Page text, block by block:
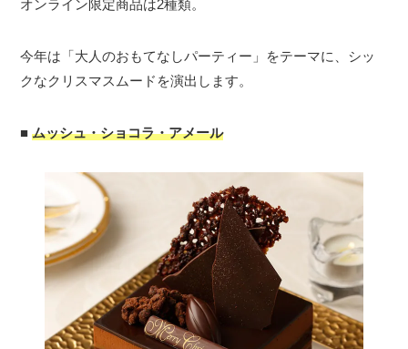
オンライン限定商品は2種類。
今年は「大人のおもてなしパーティー」をテーマに、シッ
クなクリスマスムードを演出します。
■ムッシュ・ショコラ・アメール